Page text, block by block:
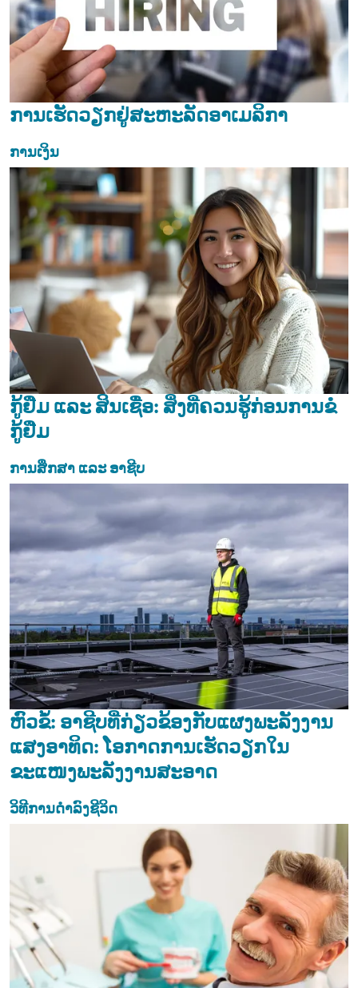
ການເຮັດວຽກຢູ່ສະຫະລັດອາເມລິກາ
ການເງິນ
ກູ້ຢືມ ແລະ ສິນເຊື່ອ: ສິ່ງທີ່ຄວນຮູ້ກ່ອນການຂໍ
ກູ້ຢືມ
ການສຶກສາ ແລະ ອາຊີບ
ຫົວຂໍ້: ອາຊີບທີ່ກ່ຽວຂ້ອງກັບແຜງພະລັງງານ
ແສງອາທິດ: ໂອກາດການເຮັດວຽກໃນ
ຂະແໜງພະລັງງານສະອາດ
ວິທີການດຳລົງຊີວິດ